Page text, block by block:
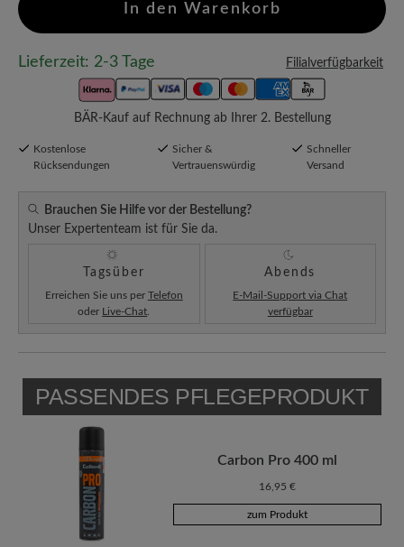
In den Warenkorb
Lieferzeit: 2-3 Tage Filialverfügbarkeit
BÄR-Kauf auf Rechnung ab Ihrer 2. Bestellung
Kostenlose
Rücksendungen
Sicher &
Vertrauenswürdig
Schneller
Versand
Brauchen Sie Hilfe vor der Bestellung?
Unser Expertenteam ist für Sie da.
Tagsüber
Erreichen Sie uns per Telefon
oder Live-Chat
Abends
E-Mail-Support via Chat
verfügbar
PASSENDES PFLEGEPRODUKT
Carbon Pro 400 ml
16,95 €
zum Produkt